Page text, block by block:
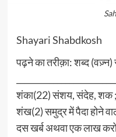
Shayari Shabdkosh
पढ़ने का तरीक़ा: शब्द (वज़्न)
शंका(22) संशय, संदेह, शक
शंख(2) समुद्र में पैदा होने
दस खर्ब अथवा एक लाख